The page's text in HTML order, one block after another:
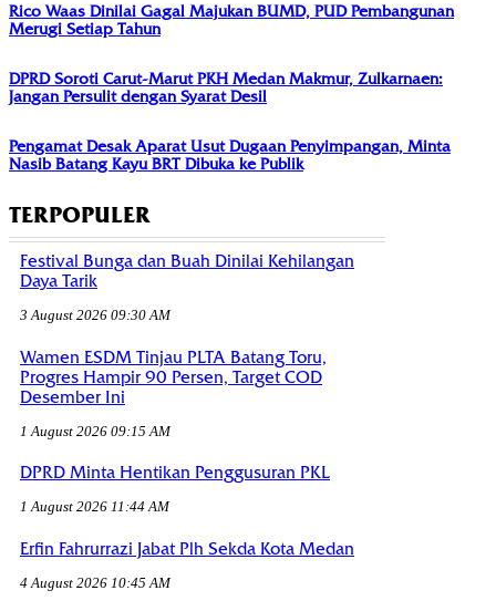
Rico Waas Dinilai Gagal Majukan BUMD, PUD Pembangunan
Merugi Setiap Tahun
DPRD Soroti Carut-Marut PKH Medan Makmur, Zulkarnaen:
Jangan Persulit dengan Syarat Desil
Pengamat Desak Aparat Usut Dugaan Penyimpangan, Minta
Nasib Batang Kayu BRT Dibuka ke Publik
TERPOPULER
Festival Bunga dan Buah Dinilai Kehilangan
Daya Tarik
3 August 2026 09:30 AM
Wamen ESDM Tinjau PLTA Batang Toru,
Progres Hampir 90 Persen, Target COD
Desember Ini
1 August 2026 09:15 AM
DPRD Minta Hentikan Penggusuran PKL
1 August 2026 11:44 AM
Erfin Fahrurrazi Jabat Plh Sekda Kota Medan
4 August 2026 10:45 AM